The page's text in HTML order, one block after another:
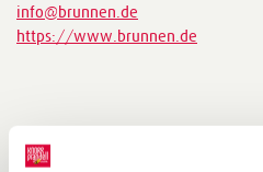
info@brunnen.de
https://www.brunnen.de